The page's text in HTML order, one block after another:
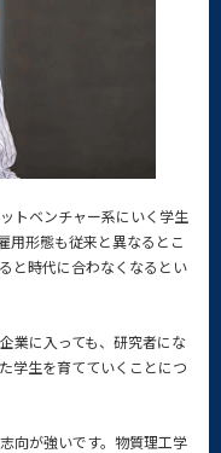
トベンチャー系にいく学生
用形態も従来と異なるとこ
と時代に合わなくなるとい
業に入っても、研究者にな
学生を育てていくことにつ
向が強いです。物質理工学